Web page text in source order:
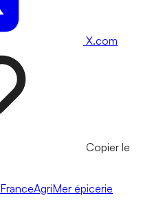
X.com
Copier le
FranceAgriMer épicerie